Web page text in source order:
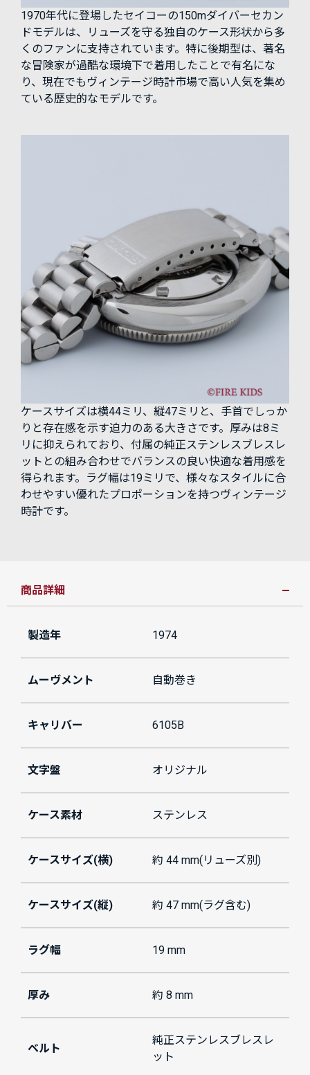
1970年代に登場したセイコーの150mダイバーセカン
ドモデルは、リューズを守る独自のケース形状から多
くのファンに支持されています。特に後期型は、著名
な冒険家が過酷な環境下で着用したことで有名にな
り、現在でもヴィンテージ時計市場で高い人気を集め
ている歴史的なモデルです。
ケースサイズは横44ミリ、縦47ミリと、手首でしっか
りと存在感を示す迫力のある大きさです。厚みは8ミ
リに抑えられており、付属の純正ステンレスブレスレ
ットとの組み合わせでバランスの良い快適な着用感を
得られます。ラグ幅は19ミリで、様々なスタイルに合
わせやすい優れたプロポーションを持つヴィンテージ
時計です。
商品詳細
製造年 1974
ムーヴメント 自動巻き
キャリバー 6105B
文字盤 オリジナル
ケース素材 ステンレス
ケースサイズ(横) 約 44 mm(リューズ別)
ケースサイズ(縦) 約 47 mm(ラグ含む)
ラグ幅 19 mm
厚み 約 8 mm
ベルト
純正ステンレスブレスレ
ット